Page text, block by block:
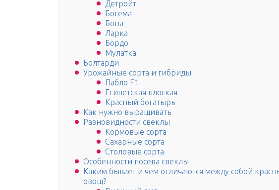
Детройт
Богема
Бона
Ларка
Бордо
Мулатка
Болтарди
Урожайные сорта и гибриды
Пабло F1
Египетская плоская
Красный богатырь
Как нужно выращивать
Разновидности свеклы
Кормовые сорта
Сахарные сорта
Столовые сорта
Особенности посева свеклы
Каким бывает и чем отличаются между собой
овощ?